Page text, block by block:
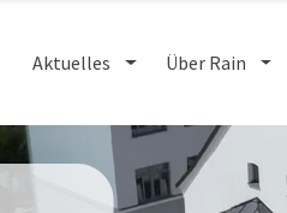
Aktuelles Über Rain